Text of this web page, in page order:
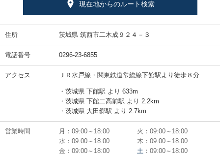
現在地からのルート検索
住所 茨城県 筑西市二木成９２４－３
電話番号 0296-23-6855
アクセス ＪＲ水戸線・関東鉄道常総線下館駅より徒歩８分
・茨城県 下館駅 より 633m
・茨城県 下館二高前駅 より 2.2km
・茨城県 大田郷駅 より 2.7km
営業時間 月：09:00～18:00
火：09:00～18:00
水：09:00～18:00
木：09:00～18:00
金：09:00～18:00
土 ：09:00～18:00